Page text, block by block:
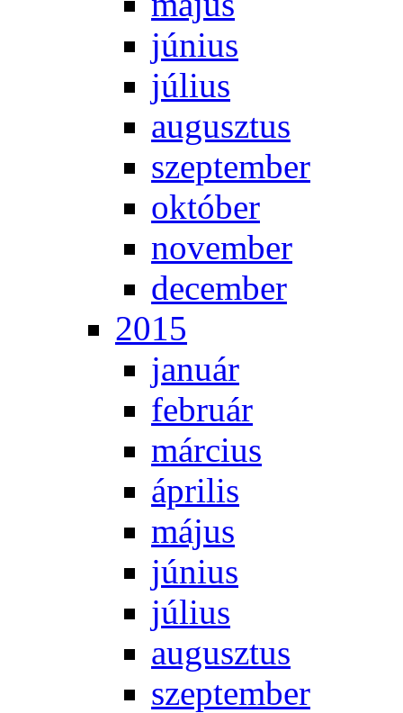
jú­ni­us
jú­li­us
au­gusz­tus
szep­tem­ber
ok­tó­ber
no­vem­ber
de­cem­ber
2015
ja­nu­ár
feb­ru­ár
már­ci­us
áp­ri­lis
má­jus
jú­ni­us
jú­li­us
au­gusz­tus
szep­tem­ber